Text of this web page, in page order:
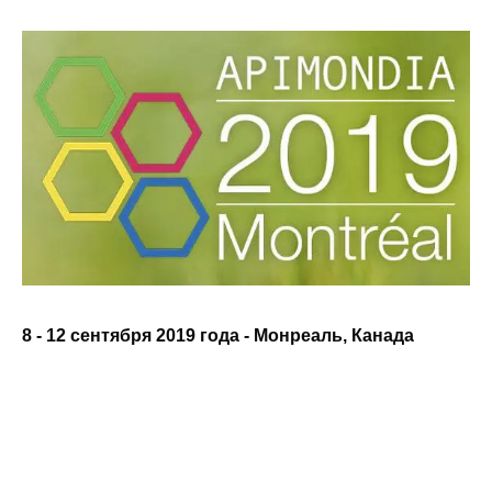
8 - 12 сентября 2019 года - Монреаль, Канада